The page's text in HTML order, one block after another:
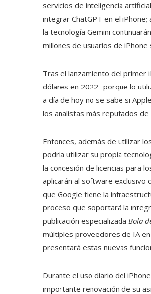
servicios de inteligencia
integrar ChatGPT en el
la tecnología Gemini
millones de usuarios de
Tras el lanzamiento del primer
dólares en 2022- porque lo
a día de hoy no se sabe si
los analistas más reputados
Entonces, además de utilizar
podría utilizar su propia
la concesión de licencias para
aplicarán al software exclusivo
que Google tiene la
proceso que soportará la
publicación especializada Bola
múltiples proveedores de IA
presentará estas nuevas
Durante el uso diario del
importante renovación de su